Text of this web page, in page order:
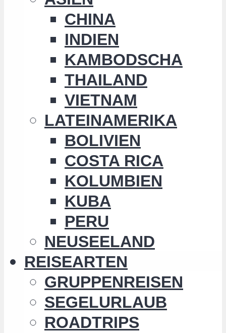
CHINA
INDIEN
KAMBODSCHA
THAILAND
VIETNAM
LATEINAMERIKA
BOLIVIEN
COSTA RICA
KOLUMBIEN
KUBA
PERU
NEUSEELAND
REISEARTEN
GRUPPENREISEN
SEGELURLAUB
ROADTRIPS